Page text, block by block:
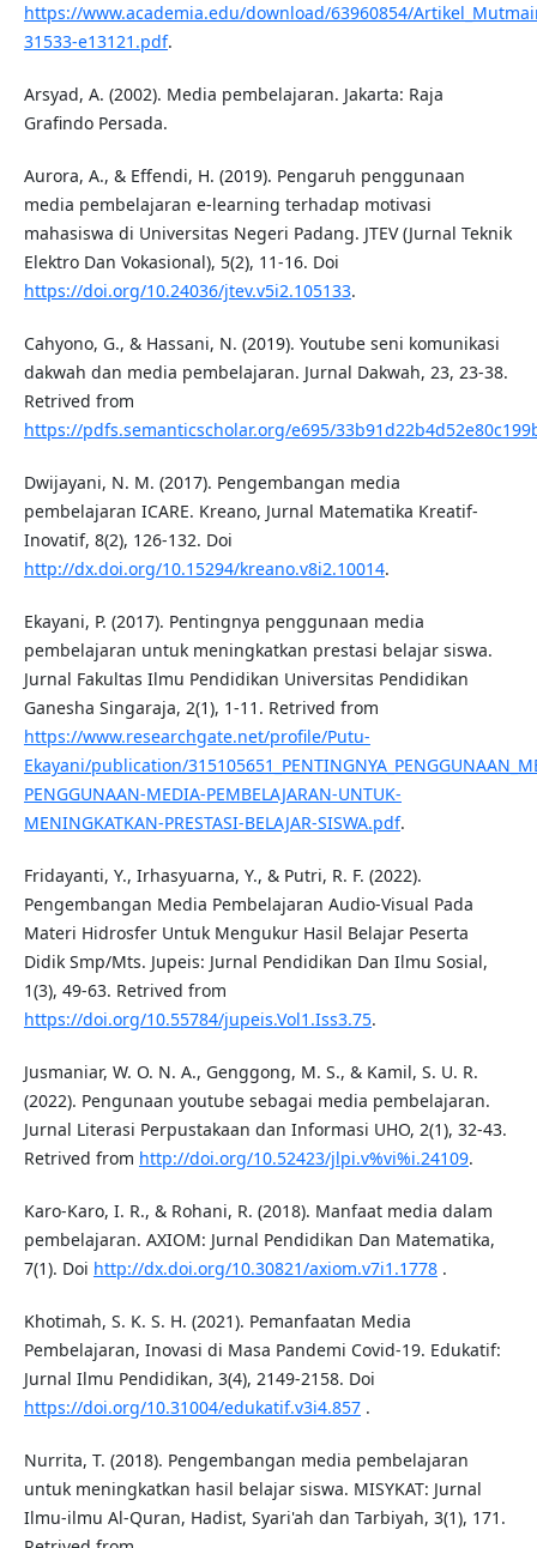
https://www.academia.edu/download/63960854/
31533-e13121.pdf.
Arsyad, A. (2002). Media pembelajaran. Jakarta: Raja
Grafindo Persada.
Aurora, A., & Effendi, H. (2019). Pengaruh penggunaan
media pembelajaran e-learning terhadap motivasi
mahasiswa di Universitas Negeri Padang. JTEV (Jurnal Teknik
Elektro Dan Vokasional), 5(2), 11-16. Doi
https://doi.org/10.24036/jtev.v5i2.105133.
Cahyono, G., & Hassani, N. (2019). Youtube seni komunikasi
dakwah dan media pembelajaran. Jurnal Dakwah, 23, 23-38.
Retrived from
https://pdfs.semanticscholar.org/e695/
Dwijayani, N. M. (2017). Pengembangan media
pembelajaran ICARE. Kreano, Jurnal Matematika Kreatif-
Inovatif, 8(2), 126-132. Doi
http://dx.doi.org/10.15294/kreano.v8i2.10014.
Ekayani, P. (2017). Pentingnya penggunaan media
pembelajaran untuk meningkatkan prestasi belajar siswa.
Jurnal Fakultas Ilmu Pendidikan Universitas Pendidikan
Ganesha Singaraja, 2(1), 1-11. Retrived from
https://www.researchgate.net/profile/Putu-
Ekayani/publication/
PENGGUNAAN-MEDIA-PEMBELAJARAN-UNTUK-
MENINGKATKAN-PRESTASI-BELAJAR-SISWA.pdf.
Fridayanti, Y., Irhasyuarna, Y., & Putri, R. F. (2022).
Pengembangan Media Pembelajaran Audio-Visual Pada
Materi Hidrosfer Untuk Mengukur Hasil Belajar Peserta
Didik Smp/Mts. Jupeis: Jurnal Pendidikan Dan Ilmu Sosial,
1(3), 49-63. Retrived from
https://doi.org/10.55784/jupeis.Vol1.Iss3.75.
Jusmaniar, W. O. N. A., Genggong, M. S., & Kamil, S. U. R.
(2022). Pengunaan youtube sebagai media pembelajaran.
Jurnal Literasi Perpustakaan dan Informasi UHO, 2(1), 32-43.
Retrived from http://doi.org/10.52423/jlpi.v%vi%i.24109.
Karo-Karo, I. R., & Rohani, R. (2018). Manfaat media dalam
pembelajaran. AXIOM: Jurnal Pendidikan Dan Matematika,
7(1). Doi http://dx.doi.org/10.30821/axiom.v7i1.1778.
Khotimah, S. K. S. H. (2021). Pemanfaatan Media
Pembelajaran, Inovasi di Masa Pandemi Covid-19. Edukatif:
Jurnal Ilmu Pendidikan, 3(4), 2149-2158. Doi
https://doi.org/10.31004/edukatif.v3i4.857.
Nurrita, T. (2018). Pengembangan media pembelajaran
untuk meningkatkan hasil belajar siswa. MISYKAT: Jurnal
Ilmu-ilmu Al-Quran, Hadist, Syari'ah dan Tarbiyah, 3(1), 171.